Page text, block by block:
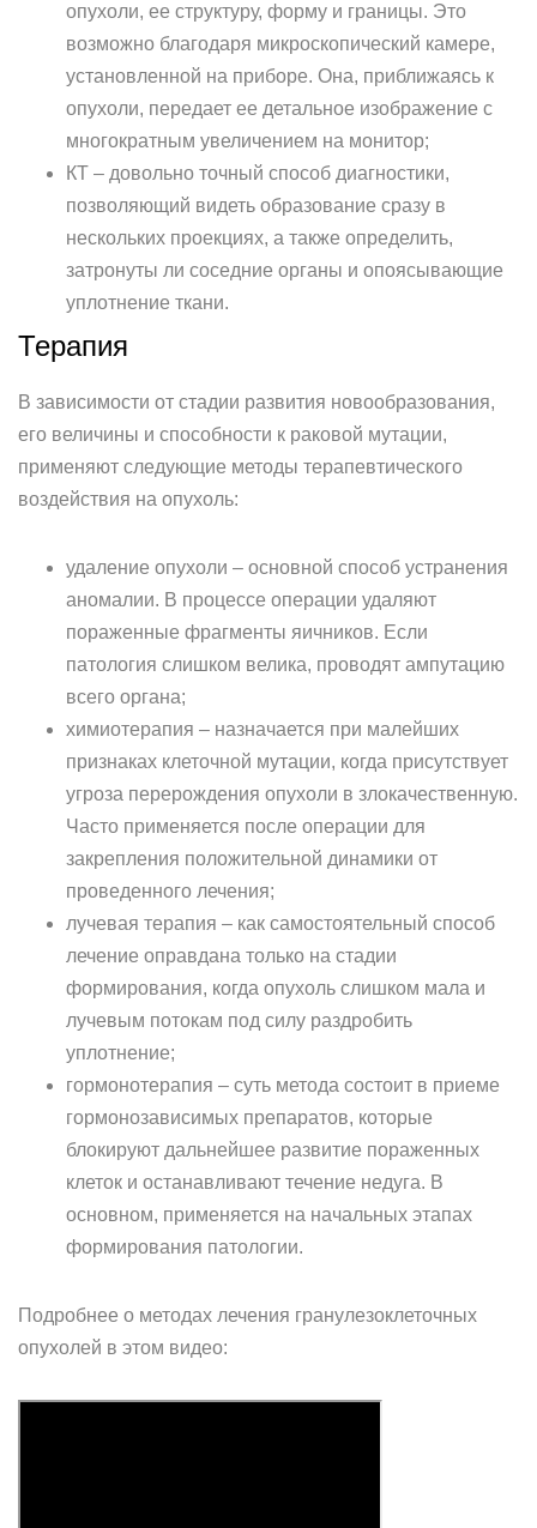
опухоли, ее структуру, форму и границы. Это
возможно благодаря микроскопический камере,
установленной на приборе. Она, приближаясь к
опухоли, передает ее детальное изображение с
многократным увеличением на монитор;
КТ – довольно точный способ диагностики,
позволяющий видеть образование сразу в
нескольких проекциях, а также определить,
затронуты ли соседние органы и опоясывающие
уплотнение ткани.
Терапия
В зависимости от стадии развития новообразования,
его величины и способности к раковой мутации,
применяют следующие методы терапевтического
воздействия на опухоль:
удаление опухоли – основной способ устранения
аномалии. В процессе операции удаляют
пораженные фрагменты яичников. Если
патология слишком велика, проводят ампутацию
всего органа;
химиотерапия – назначается при малейших
признаках клеточной мутации, когда присутствует
угроза перерождения опухоли в злокачественную.
Часто применяется после операции для
закрепления положительной динамики от
проведенного лечения;
лучевая терапия – как самостоятельный способ
лечение оправдана только на стадии
формирования, когда опухоль слишком мала и
лучевым потокам под силу раздробить
уплотнение;
гормонотерапия – суть метода состоит в приеме
гормонозависимых препаратов, которые
блокируют дальнейшее развитие пораженных
клеток и останавливают течение недуга. В
основном, применяется на начальных этапах
формирования патологии.
Подробнее о методах лечения гранулезоклеточных
опухолей в этом видео: